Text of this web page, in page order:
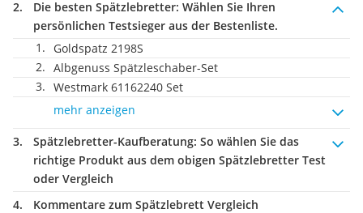
Die besten Spätzlebretter: Wählen Sie Ihren
persönlichen Testsieger aus der Bestenliste.
Goldspatz 2198S
Albgenuss Spätzleschaber-Set
Westmark 61162240 Set
mehr anzeigen
Spätzlebretter-Kaufberatung: So wählen Sie das
richtige Produkt aus dem obigen Spätzlebretter Test
oder Vergleich
Kommentare zum Spätzlebrett Vergleich